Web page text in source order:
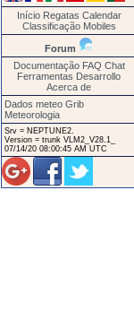
Início Regatas Calendar
Classificação Mobiles
Forum
Documentação FAQ Chat
Ferramentas Desarrollo
Acerca de
Dados meteo Grib
Meteorologia
Srv = NEPTUNE2.
Version = trunk VLM2_V28.1_
07/14/20 08:00:45 AM UTC